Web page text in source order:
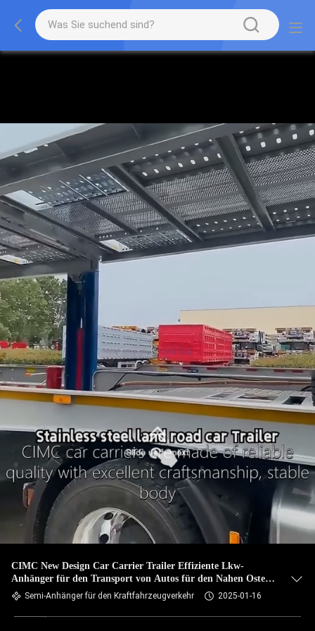
CIMC New Design Car Carrier Trailer Effiziente Lkw-
Anhänger für den Transport von Autos für den Nahen Osten,
Amerika und Afrika
Semi-Anhänger für den Kraftfahrzeugverkehr 2025-01-16